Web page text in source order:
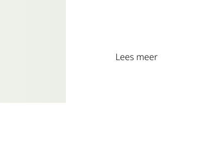
Lees meer